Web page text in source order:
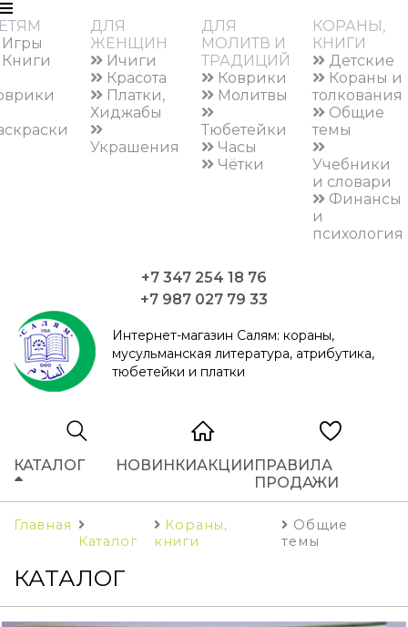
ДЛЯ
ЖЕНЩИН
Ичиги
Красота
Платки,
Хиджабы
Украшения
ДЛЯ
МОЛИТВ И
ТРАДИЦИЙ
Коврики
Молитвы
Тюбетейки
Часы
Чётки
КОРАНЫ,
КНИГИ
Детские
Кораны и
толкования
Общие
темы
Учебники
и словари
Финансы
и
психология
+7 347 254 18 76
+7 987 027 79 33
Интернет-магазин Салям: кораны,
мусульманская литература, атрибутика,
тюбетейки и платки
КАТАЛОГ НОВИНКИАКЦИИПРАВИЛА
ПРОДАЖИ
Главная
Каталог
Кораны,
книги
Общие
темы
КАТАЛОГ